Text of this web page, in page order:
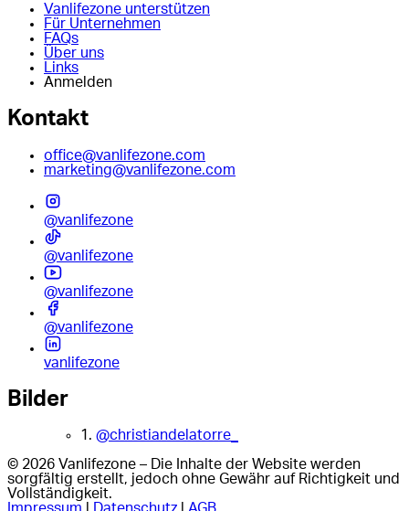
Vanlifezone unterstützen
Für Unternehmen
FAQs
Über uns
Links
Anmelden
Kontakt
office@vanlifezone.com
marketing@vanlifezone.com
@vanlifezone
@vanlifezone
@vanlifezone
@vanlifezone
vanlifezone
Bilder
1. @christiandelatorre_
© 2026 Vanlifezone – Die Inhalte der Website werden
sorgfältig erstellt, jedoch ohne Gewähr auf Richtigkeit und
Vollständigkeit.